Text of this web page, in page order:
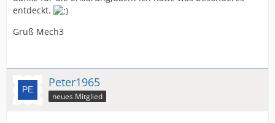
entdeckt.
Gruß Mech3
Peter1965
neues Mitglied